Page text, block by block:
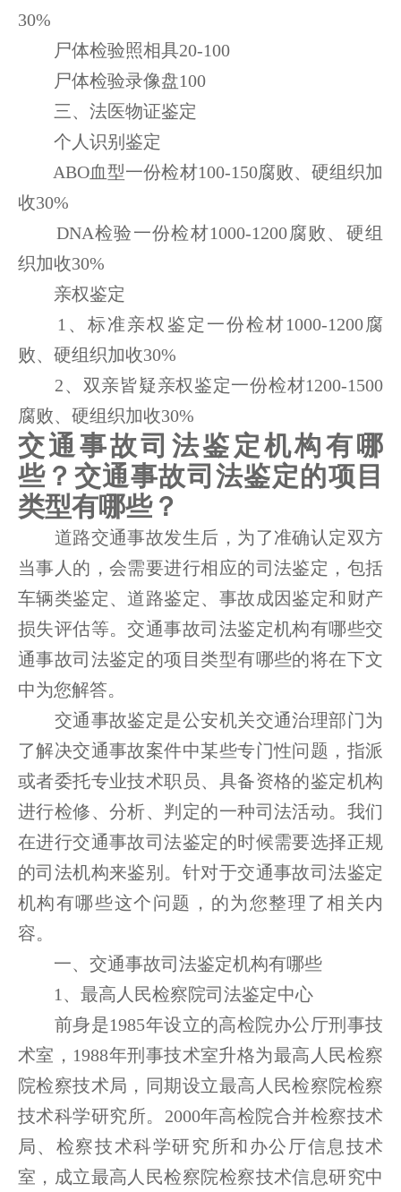
30%
尸体检验照相具20-100
尸体检验录像盘100
三、法医物证鉴定
个人识别鉴定
ABO血型一份检材100-150腐败、硬组织加
收30%
DNA检验一份检材1000-1200腐败、硬组
织加收30%
亲权鉴定
1、标准亲权鉴定一份检材1000-1200腐
败、硬组织加收30%
2、双亲皆疑亲权鉴定一份检材1200-1500
腐败、硬组织加收30%
交通事故司法鉴定机构有哪
些？交通事故司法鉴定的项目
类型有哪些？
道路交通事故发生后，为了准确认定双方
当事人的，会需要进行相应的司法鉴定，包括
车辆类鉴定、道路鉴定、事故成因鉴定和财产
损失评估等。交通事故司法鉴定机构有哪些交
通事故司法鉴定的项目类型有哪些的将在下文
中为您解答。
交通事故鉴定是公安机关交通治理部门为
了解决交通事故案件中某些专门性问题，指派
或者委托专业技术职员、具备资格的鉴定机构
进行检修、分析、判定的一种司法活动。我们
在进行交通事故司法鉴定的时候需要选择正规
的司法机构来鉴别。针对于交通事故司法鉴定
机构有哪些这个问题，的为您整理了相关内
容。
一、交通事故司法鉴定机构有哪些
1、最高人民检察院司法鉴定中心
前身是1985年设立的高检院办公厅刑事技
术室，1988年刑事技术室升格为最高人民检察
院检察技术局，同期设立最高人民检察院检察
技术科学研究所。2000年高检院合并检察技术
局、检察技术科学研究所和办公厅信息技术
室，成立最高人民检察院检察技术信息研究中